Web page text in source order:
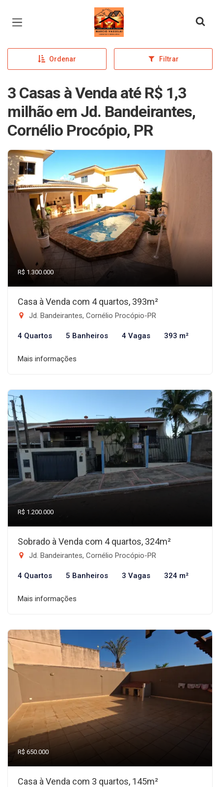
Página inicial
Ordenar Filtrar
3 Casas à Venda até R$ 1,3
milhão em Jd. Bandeirantes,
Cornélio Procópio, PR
R$ 1.300.000
Casa à Venda com 4 quartos, 393m²
Jd. Bandeirantes, Cornélio Procópio-PR
4 Quartos 5 Banheiros 4 Vagas 393 m²
Mais informações
R$ 1.200.000
Sobrado à Venda com 4 quartos, 324m²
Jd. Bandeirantes, Cornélio Procópio-PR
4 Quartos 5 Banheiros 3 Vagas 324 m²
Mais informações
R$ 650.000
Casa à Venda com 3 quartos, 145m²